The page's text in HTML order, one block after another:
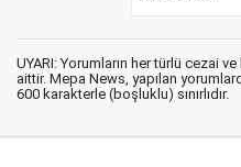
UYARI: Yorumların her türlü cezai
aittir. Mepa News, yapılan
600 karakterle (boşluklu) sınırlıdır.